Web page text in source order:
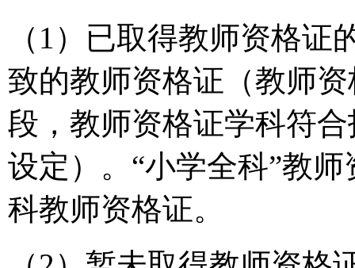
（1）已取得教师资格
致的教师资格证（教师
段，教师资格证学科符
设定）。“小学全科”教
科教师资格证。